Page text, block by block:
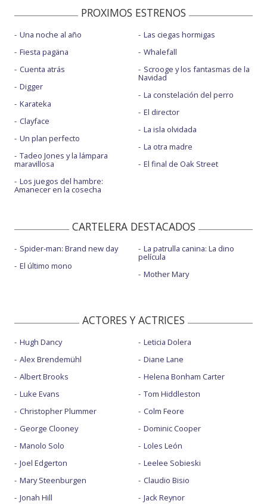
PROXIMOS ESTRENOS
Una noche al año
Fiesta pagäna
Cuenta atrás
Digger
Karateka
Clayface
Un plan perfecto
Tadeo Jones y la lámpara
maravillosa
Los juegos del hambre:
Amanecer en la cosecha
Las ciegas hormigas
Whalefall
Scrooge y los fantasmas de la
Navidad
La constelación del perro
El director
La isla olvidada
La otra madre
El final de Oak Street
CARTELERA DESTACADOS
Spider-man: Brand new day
El último mono
La patrulla canina: La dino
película
Mother Mary
ACTORES Y ACTRICES
Hugh Dancy
Alex Brendemühl
Albert Brooks
Luke Evans
Christopher Plummer
George Clooney
Manolo Solo
Joel Edgerton
Mary Steenburgen
Jonah Hill
Leticia Dolera
Diane Lane
Helena Bonham Carter
Tom Hiddleston
Colm Feore
Dominic Cooper
Loles León
Leelee Sobieski
Claudio Bisio
Jack Reynor